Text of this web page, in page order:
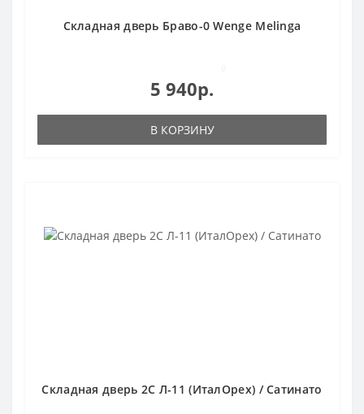
Складная дверь Браво-0 Wenge Melinga
5 940р.
В КОРЗИНУ
Складная дверь 2С Л-11 (ИталОрех) / Сатинато